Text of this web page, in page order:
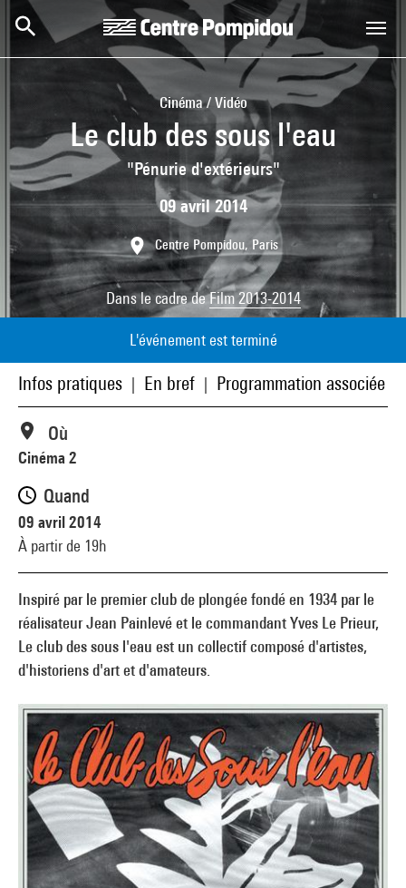
Aller au contenu principal
Centre Pompidou
Cinéma / Vidéo
Le club des sous l'eau
"Pénurie d'extérieurs"
09 avril 2014
Centre Pompidou, Paris
Dans le cadre deFilm 2013-2014
L'événement est terminé
Infos pratiques En bref Programmation associée
Inspiré par le premier club de plongée fondé en 1934 par le
réalisateur Jean Painlevé et le commandant Yves Le Prieur,
Le club des sous l'eau est un collectif composé d'artistes,
d'historiens d'art et d'amateurs.
Où
Cinéma 2
Quand
09 avril 2014
À partir de 19h